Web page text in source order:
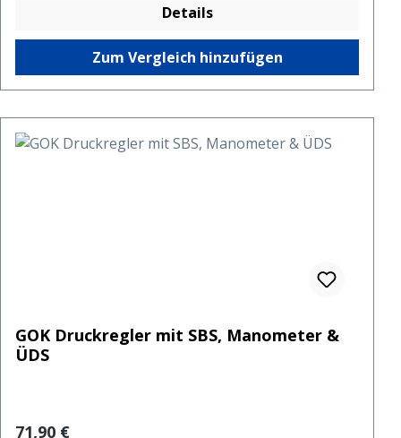
Details
Zum Vergleich hinzufügen
GOK Druckregler mit SBS, Manometer &
ÜDS
Regulärer Preis:
71,90 €